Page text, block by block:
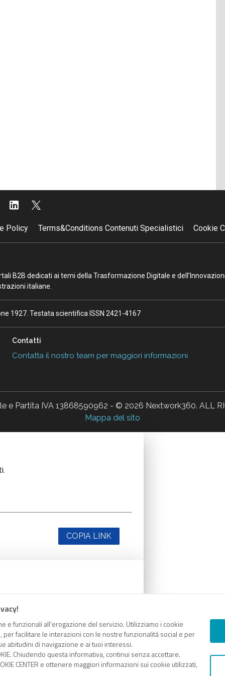
e funzionali all’erogazione del servizio. Utilizziamo i cookie
facilitare le interazioni con le nostre funzionalità social e per
abitudini di navigazione e ai tuoi interessi.
Chiudendo questa informativa, continui senza accettare.
CENTER e ottenere maggiori informazioni sui cookie utilizzati,
Policy Terms&Conditions Contenuti Specialistici Cookie
B2B dedicati ai temi della Trasformazione Digitale e
italiane.
1927. Testata scientifica ISSN 2421-4167
Contatti
Contatta il nostro team per maggiori informazioni
e Partita IVA 13868590962 - © 2026 Nextwork360. ALL
Mappa del sito
COPIA LINK
COPIA LINK